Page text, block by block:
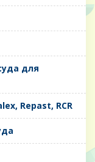
для
Repast, RCR